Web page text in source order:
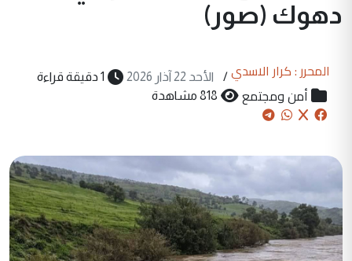
دهوك (صور)
المحرر : كرار الاسدي / الأحد 22 آذار 2026 1 دقيقة قراءة
أمن ومجتمع 818 مشاهدة